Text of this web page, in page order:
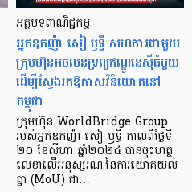
អត្ថបទពាណិជ្ជកម្ម
អ្នកឧកញ៉ា សៀ ឫទ្ធី សហការជាមួយ
ក្រុមហ៊ុនអចលនទ្រព្យឥណ្ឌូនេស៊ីធំមួយ
ដើម្បីស្វែងរកឱកាសវិនិយោគនៅ
កម្ពុជា
ក្រុមហ៊ុន WorldBridge Group
របស់អ្នកឧកញ៉ា សៀ ឫទ្ធី កាលពីថ្ងៃទី
២០ ខែសីហា ឆ្នាំ២០២៤ បានចុះហត្ថ
លេខាលើអនុស្សរណៈនៃការយោគយល់
គ្នា (MoU) ជា…